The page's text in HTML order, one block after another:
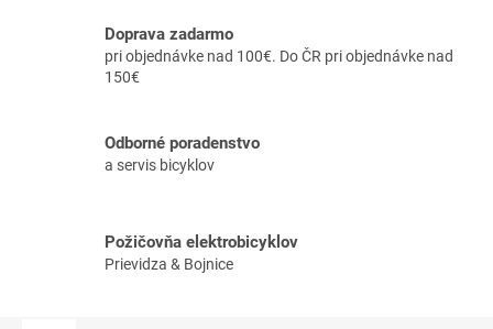
Doprava zadarmo
pri objednávke nad 100€. Do ČR pri objednávke nad
150€
Odborné poradenstvo
a servis bicyklov
Požičovňa elektrobicyklov
Prievidza & Bojnice